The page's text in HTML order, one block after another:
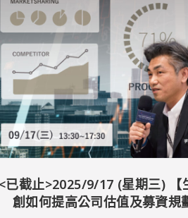
已截止>2025/9/17 (星期三) 【
創如何提高公司估值及募資規